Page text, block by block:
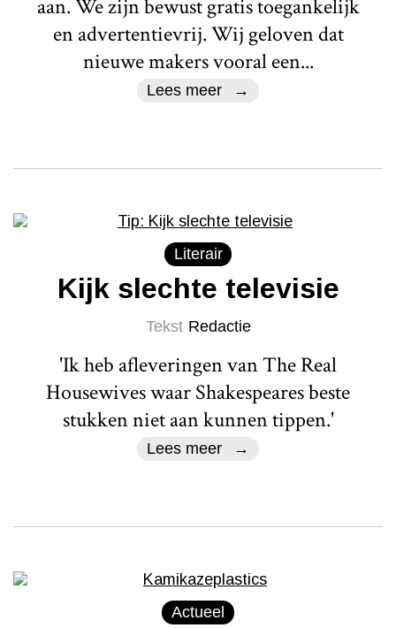
aan. We zijn bewust gratis toegankelijk
en advertentievrij. Wij geloven dat
nieuwe makers vooral een...
Lees meer
Literair
Kijk slechte televisie
Tekst Redactie
'Ik heb afleveringen van The Real
Housewives waar Shakespeares beste
stukken niet aan kunnen tippen.'
Lees meer
Actueel